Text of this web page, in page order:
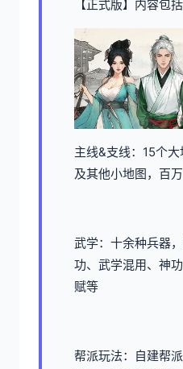
【正式版】内容包括
主线&支线：15个
及其他小地图，百
武学：十余种兵器
功、武学混用、神
赋等
帮派玩法：自建帮